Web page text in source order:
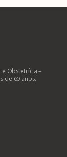
e Obstetrícia –
de 60 anos.